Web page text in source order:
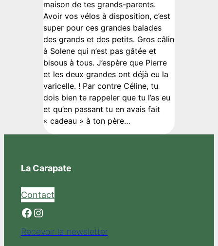
maison de tes grands-parents.
Avoir vos vélos à disposition, c’est
super pour ces grandes balades
des grands et des petits. Gros câlin
à Solene qui n’est pas gâtée et
bisous à tous. J’espère que Pierre
et les deux grandes ont déjà eu la
varicelle. ! Par contre Céline, tu
dois bien te rappeler que tu l’as eu
et qu’en passant tu en avais fait
« cadeau » à ton père…
La Carapate
Contact
Facebook Instagram
Recevoir la newsletter